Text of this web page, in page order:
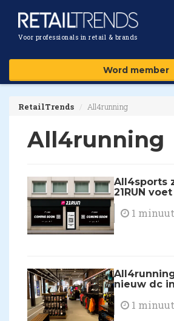
Voor professionals in retail & brands
Word member
RetailTrends All4running
All4running
All4sports
21RUN
1 minuut
nieuw dc
1 minuut